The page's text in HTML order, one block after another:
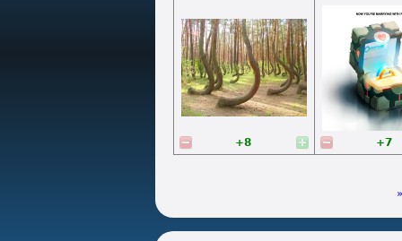
+8
+7